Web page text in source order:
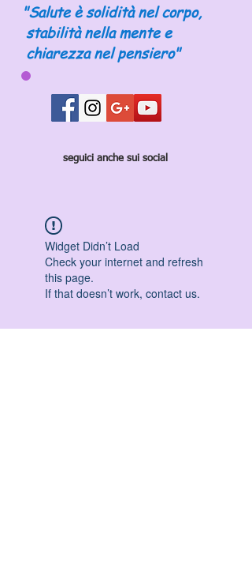
"Salute è solidità nel corpo,
stabilità nella mente e
chiarezza nel pensiero"
seguici anche sui social
Widget Didn’t Load
Check your internet and refresh
this page.
If that doesn’t work, contact us.